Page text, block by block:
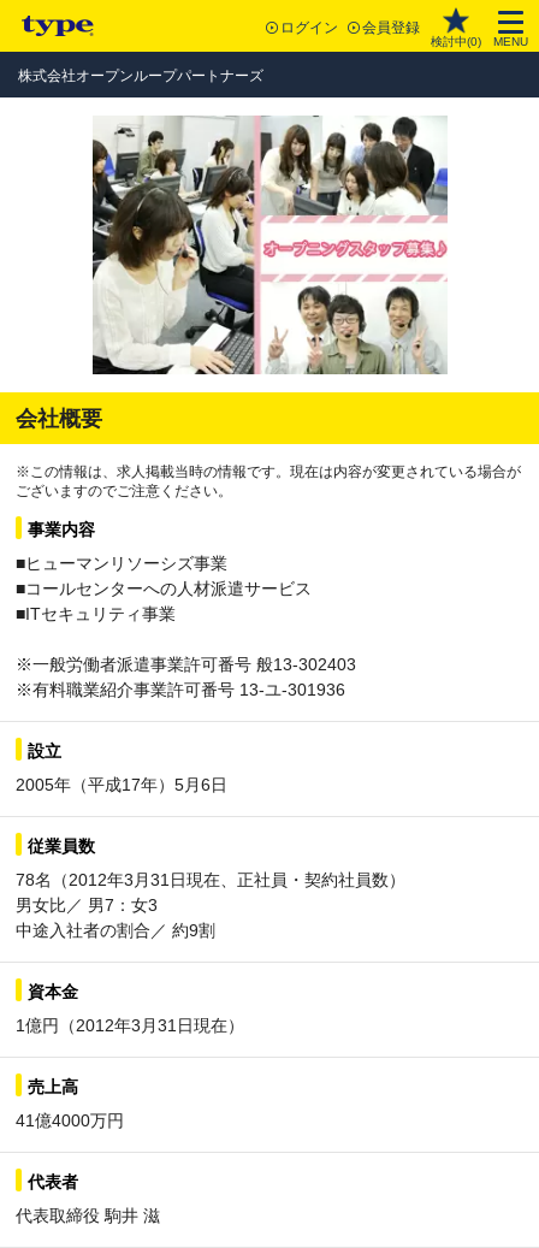
ログイン 会員登録
検討中(0) MENU
株式会社オープンループパートナーズ
会社概要
※この情報は、求人掲載当時の情報です。現在は内容が変更されている場合が
ございますのでご注意ください。
事業内容
■ヒューマンリソーシズ事業
■コールセンターへの人材派遣サービス
■ITセキュリティ事業
※一般労働者派遣事業許可番号 般13-302403
※有料職業紹介事業許可番号 13-ユ-301936
設立
2005年（平成17年）5月6日
従業員数
78名（2012年3月31日現在、正社員・契約社員数）
男女比／ 男7：女3
中途入社者の割合／ 約9割
資本金
1億円（2012年3月31日現在）
売上高
41億4000万円
代表者
代表取締役 駒井 滋